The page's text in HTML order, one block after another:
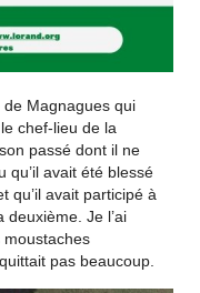
de Magnagues qui
chef-lieu de la
passé dont il ne
qu’il avait été blessé
qu’il avait participé à
Je l’ai
moustaches
pas beaucoup.